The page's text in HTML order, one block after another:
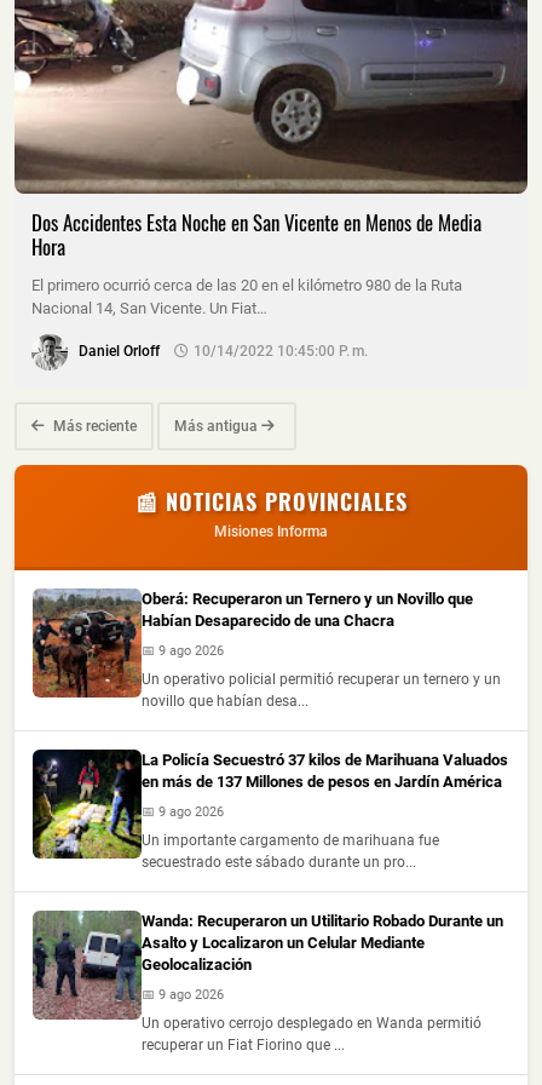
Dos Accidentes Esta Noche en San Vicente en Menos de Media
Hora
El primero ocurrió cerca de las 20 en el kilómetro 980 de la Ruta
Nacional 14, San Vicente. Un Fiat…
Daniel Orloff 10/14/2022 10:45:00 P. M.
Más reciente Más antigua
📰 NOTICIAS PROVINCIALES
Misiones Informa
Oberá: Recuperaron un Ternero y un Novillo que
Habían Desaparecido de una Chacra
📅 9 ago 2026
Un operativo policial permitió recuperar un ternero y un
novillo que habían desa...
La Policía Secuestró 37 kilos de Marihuana Valuados
en más de 137 Millones de pesos en Jardín América
📅 9 ago 2026
Un importante cargamento de marihuana fue
secuestrado este sábado durante un pro...
Wanda: Recuperaron un Utilitario Robado Durante un
Asalto y Localizaron un Celular Mediante
Geolocalización
📅 9 ago 2026
Un operativo cerrojo desplegado en Wanda permitió
recuperar un Fiat Fiorino que ...